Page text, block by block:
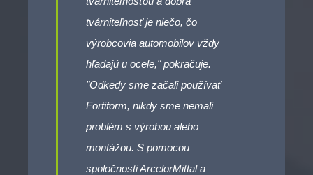
tvárniteľnosť je niečo, čo
výrobcovia automobilov vždy
hľadajú u ocele," pokračuje.
"Odkedy sme začali používať
Fortiform, nikdy sme nemali
problém s výrobou alebo
montážou. S pomocou
spoločnosti ArcelorMittal a